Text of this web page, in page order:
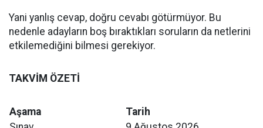
Yani yanlış cevap, doğru cevabı götürmüyor. Bu
nedenle adayların boş bıraktıkları soruların da netlerini
etkilemediğini bilmesi gerekiyor.
TAKVİM ÖZETİ
Aşama
Tarih